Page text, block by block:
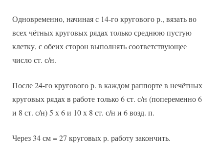
Одновременно, начиная с 14-го кругового р., вязать во
всех чётных круговых рядах только среднюю пустую
клетку, с обеих сторон выполнять соответствующее
число ст. с/н.
После 24-го кругового р. в каждом раппорте в нечётных
круговых рядах в работе только 6 ст. с/н (попеременно 6
и 8 ст. с/н) 5 х 6 и 10 х 8 ст. с/н и 6 возд. п.
Через 34 см = 27 круговых р. работу закончить.